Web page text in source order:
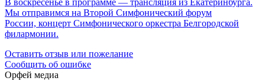
В воскресенье в программе — трансляция из Екатеринбурга.
Мы отправимся на Второй Симфонический форум
России, концерт Симфонического оркестра Белгородской
филармонии.
Оставить отзыв или пожелание
Сообщить об ошибке
Орфей медиа